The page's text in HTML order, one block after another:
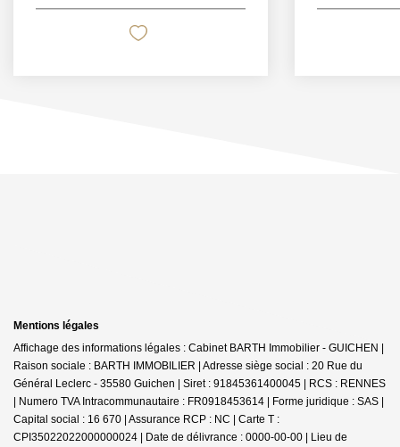
Mentions légales
Affichage des informations légales : Cabinet BARTH Immobilier - GUICHEN |
Raison sociale : BARTH IMMOBILIER | Adresse siège social : 20 Rue du
Général Leclerc - 35580 Guichen | Siret : 91845361400045 | RCS : RENNES
| Numero TVA Intracommunautaire : FR0918453614 | Forme juridique : SAS |
Capital social : 16 670 | Assurance RCP : NC | Carte T :
CPI35022022000000024 | Date de délivrance : 0000-00-00 | Lieu de